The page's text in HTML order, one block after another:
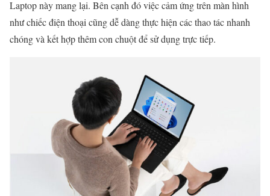
Laptop này mang lại. Bên cạnh đó việc cảm ứng trên màn hình
như chiếc điện thoại cũng dễ dàng thực hiện các thao tác nhanh
chóng và kết hợp thêm con chuột để sử dụng trực tiếp.